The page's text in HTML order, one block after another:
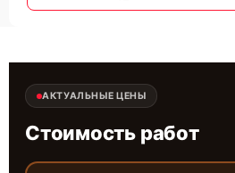
АКТУАЛЬНЫЕ ЦЕНЫ
Стоимость работ